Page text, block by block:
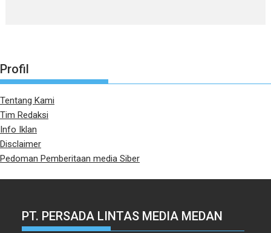
Profil
Tentang Kami
Tim Redaksi
Info Iklan
Disclaimer
Pedoman Pemberitaan media Siber
PT. PERSADA LINTAS MEDIA MEDAN